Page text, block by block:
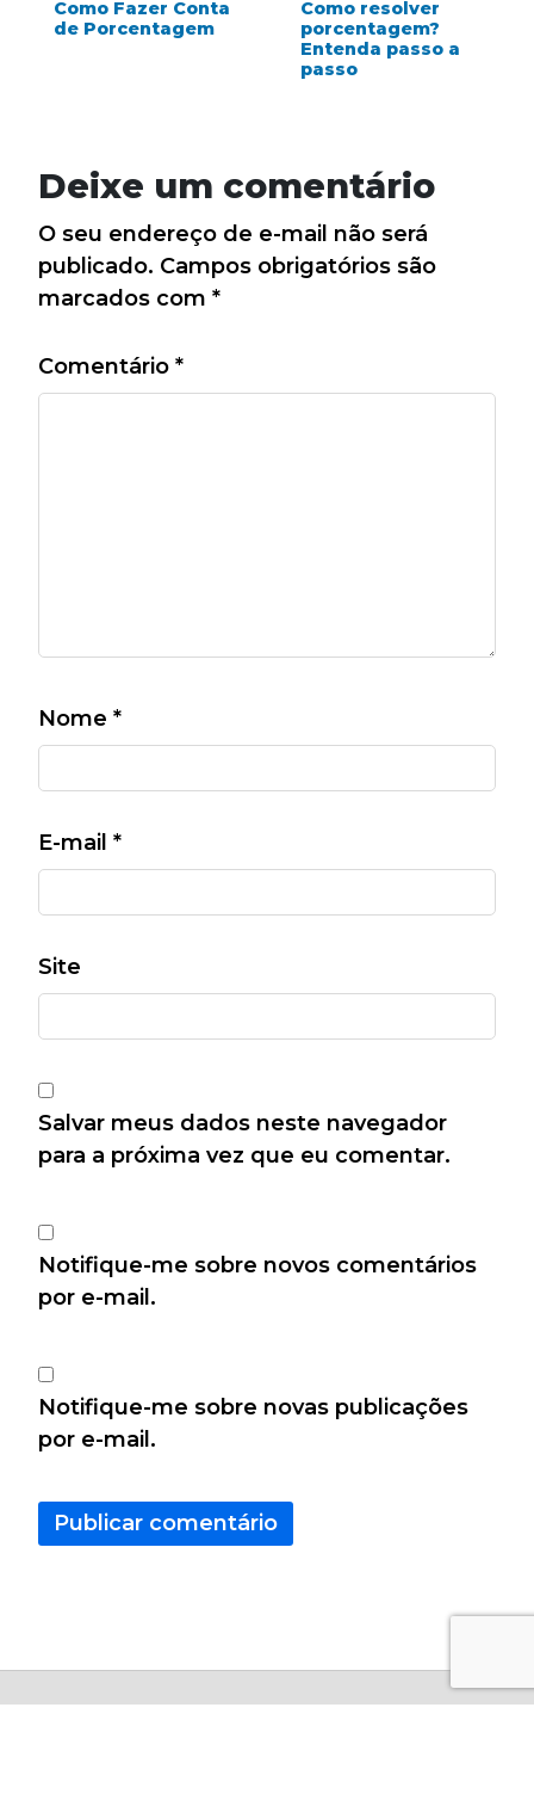
Como Fazer Conta
de Porcentagem
Como resolver
porcentagem?
Entenda passo a
passo
Deixe um comentário
O seu endereço de e-mail não será
publicado. Campos obrigatórios são
marcados com *
Comentário *
Nome *
E-mail *
Site
Salvar meus dados neste navegador
para a próxima vez que eu comentar.
Notifique-me sobre novos comentários
por e-mail.
Notifique-me sobre novas publicações
por e-mail.